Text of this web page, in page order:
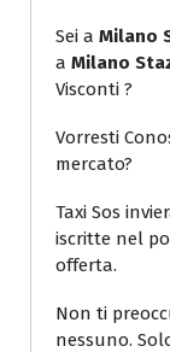
Sei a Milano
a Milano
Visconti ?
Vorresti
mercato?
Taxi Sos
iscritte nel
offerta.
Non ti
nessuno.